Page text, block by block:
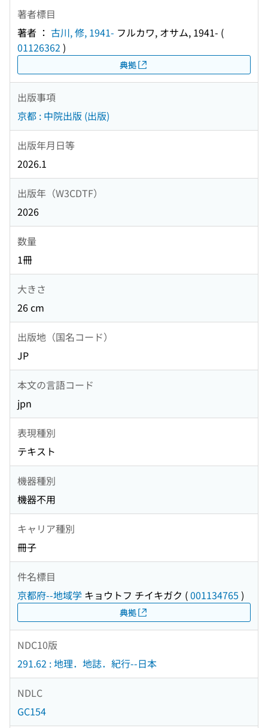
著者標目
著者 ： 古川, 修, 1941- フルカワ, オサム, 1941- (
01126362 )
典拠
出版事項
京都 : 中院出版 (出版)
出版年月日等
2026.1
出版年（W3CDTF）
2026
数量
1冊
大きさ
26 cm
出版地（国名コード）
JP
本文の言語コード
jpn
表現種別
テキスト
機器種別
機器不用
キャリア種別
冊子
件名標目
京都府--地域学 キョウトフ チイキガク (001134765 )
典拠
NDC10版
291.62 : 地理．地誌．紀行--日本
NDLC
GC154